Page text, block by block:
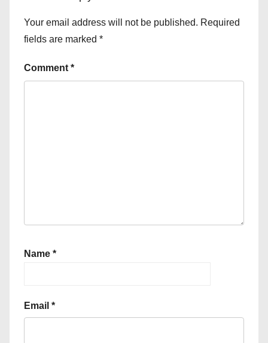
Your email address will not be published. Required
fields are marked *
Comment *
Name *
Email *